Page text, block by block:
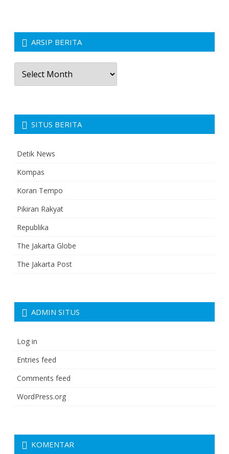
ARSIP BERITA
Arsip
Berita
SITUS BERITA
Detik News
Kompas
Koran Tempo
Pikiran Rakyat
Republika
The Jakarta Globe
The Jakarta Post
ADMIN SITUS
Log in
Entries feed
Comments feed
WordPress.org
KOMENTAR